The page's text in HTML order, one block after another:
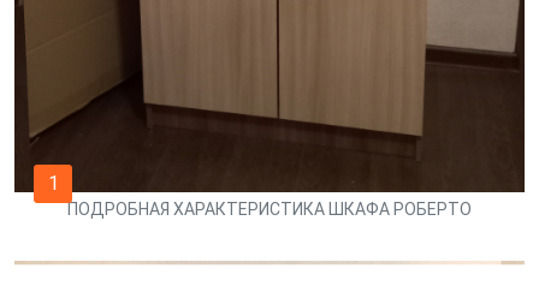
1
ПОДРОБНАЯ ХАРАКТЕРИСТИКА ШКАФА РОБЕРТО